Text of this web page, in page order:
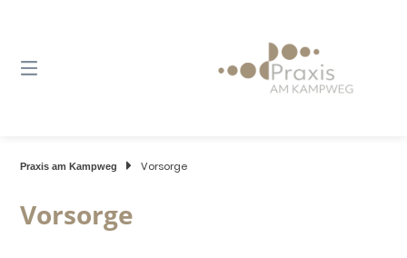
Praxis am Kampweg Vorsorge
Vorsorge